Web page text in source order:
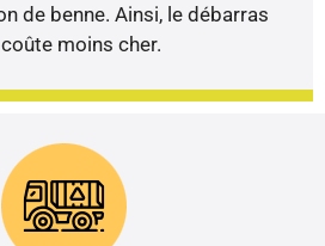
de benne. Ainsi, le débarras
moins cher.